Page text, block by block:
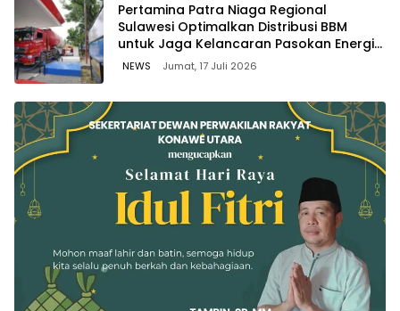
Pertamina Patra Niaga Regional
Sulawesi Optimalkan Distribusi BBM
untuk Jaga Kelancaran Pasokan Energi
di Seluruh Wilayah Sulawesi
NEWS Jumat, 17 Juli 2026